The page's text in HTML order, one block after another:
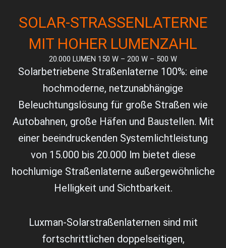
SOLAR-STRASSENLATERNE M
IT HOHER LUMENZAHL
20.000 LUMEN 150 W – 200 W – 500 W
Solarbetriebene Straßenlaterne 100%: eine
hochmoderne, netzunabhängige
Beleuchtungslösung für große Straßen wie
Autobahnen, große Häfen und Baustellen. Mit
einer beeindruckenden Systemlichtleistung
von 15.000 bis 20.000 lm bietet diese
hochlumige Straßenlaterne außergewöhnliche
Helligkeit und Sichtbarkeit.
Luxman-Solarstraßenlaternen sind mit
fortschrittlichen doppelseitigen,